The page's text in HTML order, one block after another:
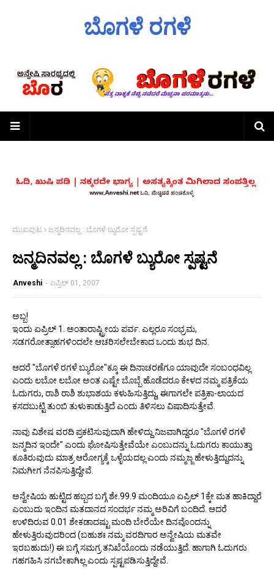
ಬೊಗಳೆ ರಗಳೆ
ಮುಖಪುಟ ಜನ್ಮದಿನವಲ್ಲ : ಬೊಗಳೆ ಬ್ಯುರೋ ಸ್ಪಷ್ಟನೆ
ಜನ್ಮದಿನವಲ್ಲ : ಬೊಗಳೆ ಬ್ಯುರೋ ಸ್ಪಷ್ಟನೆ
Anveshi - ಏಪ್ರಿಲ್ 01, 2007
ಅಬ್ಬ!
ಇಂದು ಏಪ್ರಿಲ್ 1. ಅಂತಾರಾಷ್ಟ್ರೀಯ ಪರ್ವ. ಎಲ್ಲರೂ ಸಂಭ್ರಮ,
ಸಡಗರೋತ್ಸಾಹಗಳಿಂದಲೇ ಆಚರಿಸಲೇಬೇಕಾದ ಒಂದು ಶುಭ ದಿನ.
ಆದರೆ "ಬೊಗಳೆ ರಗಳೆ ಬ್ಯುರೋ"ಕ್ಕೂ ಈ ದಿನಾಚರಣೆಗೂ ಯಾವುದೇ ಸಂಬಂಧವಿಲ್ಲ
ಎಂದು ಲಬೋ ಲಬೋ ಅಂತ ಎಷ್ಟೇ ಬೊಬ್ಬೆ ಹೊಡೆದರೂ ಕೇಳದ ನಮ್ಮ ಪತ್ರಿಕೆಯ
ಓದುಗರು, ರಾಶಿ ರಾಶಿ ಶುಭಾಶಯ ಕಳುಹಿಸುತ್ತಿದ್ದು, ಈಗಾಗಲೇ ಪತ್ರಿಕಾ-ಲಾಯದ
ಕಸದಬುಟ್ಟಿ ತುಂಬಿ ತುಳುಕಾಡುತ್ತಿದೆ ಎಂದು ತಿಳಿಸಲು ವಿಷಾದಿಸುತ್ತೇವೆ.
ನಾವು ವಿಶೇಷ ವರದಿ ಪ್ರಕಟಿಸುವುದಾಗಿ ಹೇಳಿದ್ದು ನಿಜವಾಗಿದ್ದರೂ "ಬೊಗಳೆ ರಗಳೆ
ಜನ್ಮದಿನ ಇಂದೇ" ಎಂದು ಘೋಷಿಸುತ್ತೇವೆಯೇ ಎಂಬುದನ್ನು ಓದುಗರು ಕಾಯುತ್ತಾ
ಕೂತಿರುವುದು ಮಾತ್ರ ಆರೋಗ್ಯಕ್ಕೆ ಒಳ್ಳೆಯದಲ್ಲ ಎಂದು ನಮ್ಮಜ್ಜ ಹೇಳುತ್ತಿದ್ದುದನ್ನು
ನಿಮಗೀಗ ನೆನಪಿಸುತ್ತಿದ್ದೇವೆ.
ಅನ್ವೇಷಿಯ ಹುಟ್ಟಿದ ಹಬ್ಬದ ಬಗ್ಗೆ ಶೇ.99.9 ಮಂದಿಯೂ ಏಪ್ರಿಲ್ 1ಕ್ಕೇ ಮತ ಹಾಕಿದ್ದಾರೆ
ಎಂಬುದು ಇಂದಿನ ಮತದಾನದ ಸಂದರ್ಭ ನಮ್ಮ ಅರಿವಿಗೆ ಬಂದಿದೆ. ಆದರೆ
ಉಳಿದಿರುವ 0.01 ಶೇಕಡಾದಷ್ಟು ಮಂದಿ ಬೇರೆಯೇ ದಿನವೊಂದನ್ನು
ಹೇಳುತ್ತಿರುವುದರಿಂದ (ಬಹುಶಃ ನಮ್ಮ ವರದಿಗಾರ ಅನ್ವೇಷಿಯ ಮತವೇ
ಇರಬಹುದು!) ಈ ಬಗ್ಗೆ ಸಮಗ್ರ ತನಿಖೆಯೊಂದು ನಡೆಯುತ್ತಿದೆ. ಹಾಗಾಗಿ ಓದುಗರು
ಗಹಗಹಿಸಿ ನಗಬೇಕಾಗಿಲ್ಲ ಎಂದು ಸ್ಪಷ್ಟಪಡಿಸುತ್ತಿದ್ದೇವೆ.